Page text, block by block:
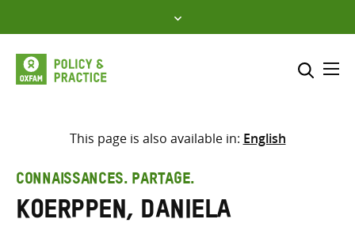
to
content
Sélectionner l’emplacement
Saisir
les
termes
This page is also available in: English
CONNAISSANCES. PARTAGE.
Koerppen, Daniela